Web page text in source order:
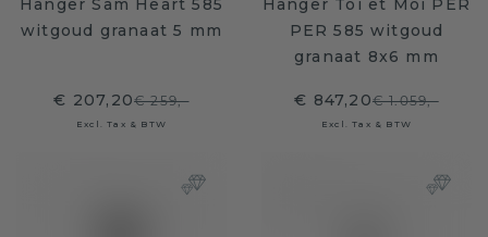
Hanger Sam Heart 585
witgoud granaat 5 mm
€ 207,20€ 259,-
Excl. Tax & BTW
Hanger Toi et Moi PER
PER 585 witgoud
granaat 8x6 mm
€ 847,20€ 1.059,-
Excl. Tax & BTW